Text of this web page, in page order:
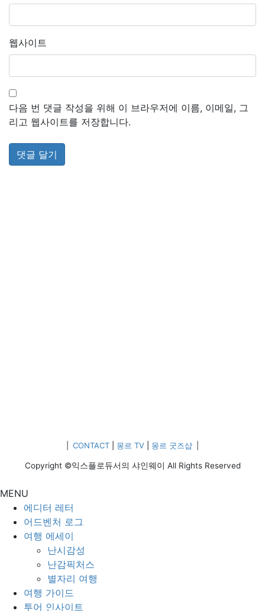
웹사이트
다음 번 댓글 작성을 위해 이 브라우저에 이름, 이메일, 그
리고 웹사이트를 저장합니다.
CONTACT 몽르 TV 몽르 굿즈샵
Copyright ©익스플로듀서의 샤인웨이 All Rights Reserved
MENU
에디터 레터
어드벤처 로그
여행 에세이
난시감성
난감픽처스
별자리 여행
여행 가이드
투어 인사이트